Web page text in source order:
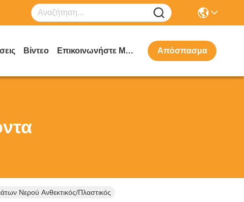
Βίντεο Επικοινωνήστε Μαζί Μας Απόσπασμα
Νερού Ανθεκτικός/πλαστικός